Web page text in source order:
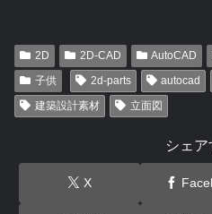
2D 2D-CAD AutoCAD
子供
2d-parts autocad
建築設計素材
立面図
シェア
X